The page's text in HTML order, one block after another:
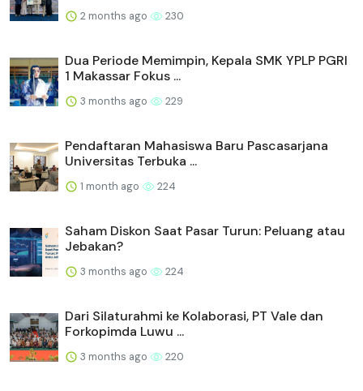
2 months ago 230
Dua Periode Memimpin, Kepala SMK YPLP PGRI
1 Makassar Fokus ...
3 months ago 229
Pendaftaran Mahasiswa Baru Pascasarjana
Universitas Terbuka ...
1 month ago 224
Saham Diskon Saat Pasar Turun: Peluang atau
Jebakan?
3 months ago 224
Dari Silaturahmi ke Kolaborasi, PT Vale dan
Forkopimda Luwu ...
3 months ago 220